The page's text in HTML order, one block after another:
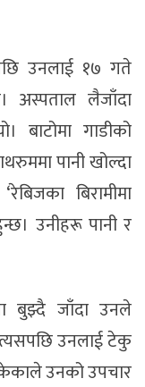
उनलाई १७ गते
अस्पताल लैजाँदा
बाटोमा गाडीको
पानी खोल्दा
बिरामीमा
उनीहरू पानी र
बुझ्दै जाँदा उनले
उनलाई टेकु
उनको उपचार